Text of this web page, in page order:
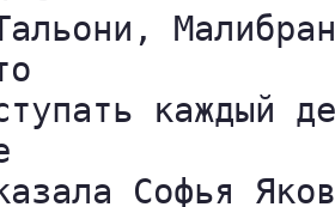
каждый
Софья